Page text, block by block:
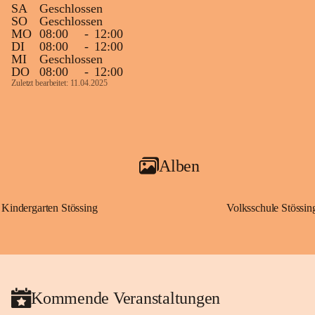
SA
Geschlossen
SO
Geschlossen
MO 08:00 - 12:00
DI
08:00 - 12:00
MI
Geschlossen
DO
08:00 - 12:00
Zuletzt bearbeitet: 11.04.2025
Alben
Kindergarten Stössing Volksschule
Kommende Veranstaltungen